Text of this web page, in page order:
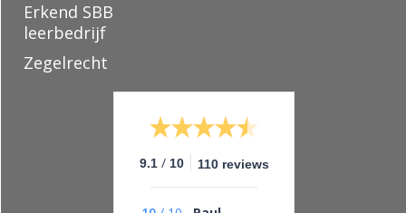
Erkend SBB
leerbedrijf
Zegelrecht
9.1 / 10 110 reviews